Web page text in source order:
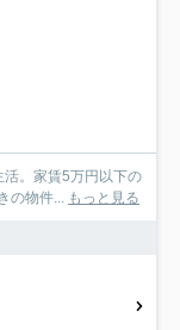
。家賃5万円以下の
の物件... もっと見る